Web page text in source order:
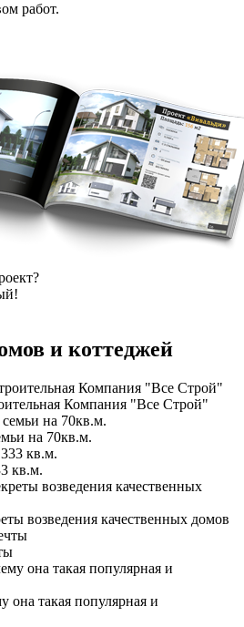
работ.
и коттеджей
Компания "Все Строй"
на 70кв.м.
кв.м.
возведения качественных домов
она такая популярная и